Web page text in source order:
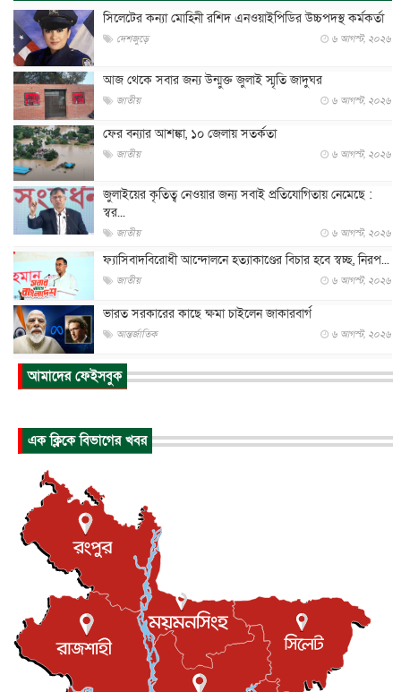
সিলেটের কন্যা মোহিনী রশিদ এনওয়াইপিডির উচ্চপদস্থ কর্মকর্তা
দেশজুড়ে ৬ আগস্ট, ২০২৬
আজ থেকে সবার জন্য উন্মুক্ত জুলাই স্মৃতি জাদুঘর
জাতীয় ৬ আগস্ট, ২০২৬
ফের বন্যার আশঙ্কা, ১০ জেলায় সতর্কতা
জাতীয় ৬ আগস্ট, ২০২৬
জুলাইয়ের কৃতিত্ব নেওয়ার জন্য সবাই প্রতিযোগিতায় নেমেছে :
স্বর...
জাতীয় ৬ আগস্ট, ২০২৬
ফ্যাসিবাদবিরোধী আন্দোলনে হত্যাকাণ্ডের বিচার হবে স্বচ্ছ, নিরপ...
জাতীয় ৬ আগস্ট, ২০২৬
ভারত সরকারের কাছে ক্ষমা চাইলেন জাকারবার্গ
আন্তর্জাতিক ৬ আগস্ট, ২০২৬
আকাশে ট্রাম্পের হেলিকপ্টার ও যাত্রীবাহী বিমান মুখোমুখি, তদন্...
আন্তর্জাতিক
আন্তর্জাতিক ৬ আগস্ট, ২০২৬
টি-টোয়েন্টি ইতিহাসের সর্বোচ্চ রানের মালিক এখন জস বাটলার
বস্তিতে কেটেছে শৈশব, আজ মুম্বাইয়ে দুই বাড়ির মালিক
বিনোদন ৬ আগস্ট, ২০২৬
যুক্তরাজ্যে বসবাসরত জাতীয়তাবাদী কুলাউড়াবাসীর মত বিনিময়
সভা...
ইউকে কমিউনিটি ৫ আগস্ট, ২০২৬
আমাদের ফেইসবুক
এক ক্লিকে বিভাগের খবর